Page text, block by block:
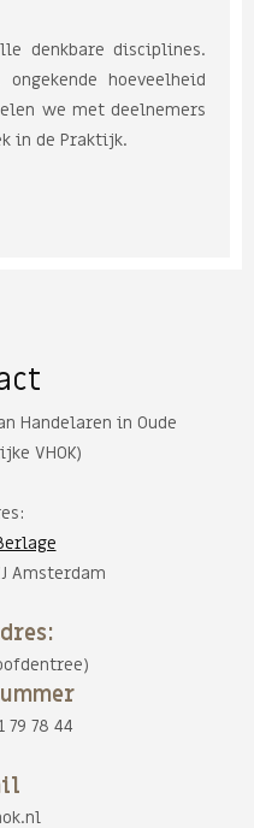
denkbare disciplines.
hoeveelheid
we met deelnemers
in de Praktijk.
Handelaren in Oude
VHOK)
Amsterdam
79 78 44